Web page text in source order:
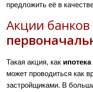
предложить её в
Акции банков
Такая акция, как
может проводиться как
застройщиками. В